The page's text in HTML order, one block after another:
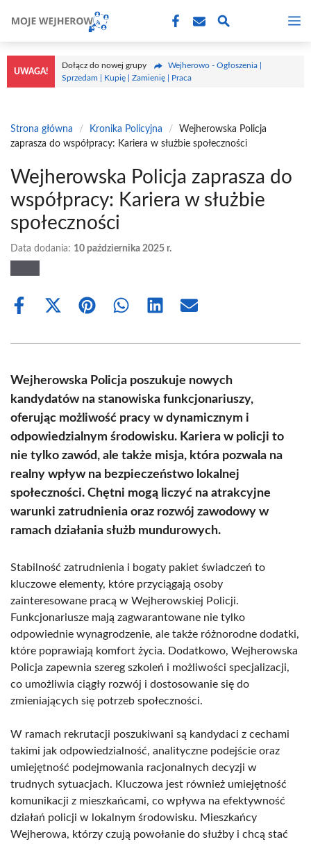
treści
UWAGA!
Dołącz do nowej grupy
Wejherowo - Ogłoszenia |
Sprzedam | Kupię | Zamienię | Praca
Strona główna / Kronika Policyjna /
Wejherowska Policja
zaprasza do współpracy: Kariera w służbie społeczności
Wejherowska Policja zaprasza do
współpracy: Kariera w służbie
społeczności
Data dodania: 10 października 2025 r.
Share
Share
(Twitter)
Share Share Share Share
Wejherowska Policja poszukuje nowych
kandydatów na stanowiska funkcjonariuszy,
oferując możliwość pracy w dynamicznym i
odpowiedzialnym środowisku. Kariera w policji to
nie tylko zawód, ale także misja, która pozwala na
realny wpływ na bezpieczeństwo lokalnej
społeczności. Chętni mogą liczyć na atrakcyjne
warunki zatrudnienia oraz rozwój zawodowy w
ramach działania służb mundurowych.
Stabilność zatrudnienia i bogaty pakiet świadczeń to
kluczowe elementy, które przyciągają osoby
zainteresowane pracą w Wejherowskiej Policji.
Funkcjonariusze mają zagwarantowane nie tylko
odpowiednie wynagrodzenie, ale także różnorodne dodatki,
które poprawiają komfort życia. Dodatkowo, Wejherowska
Policja zapewnia szereg szkoleń i możliwości specjalizacji,
co umożliwia ciągły rozwój i dostosowanie się do
zmieniających się potrzeb społeczności.
W ramach rekrutacji poszukiwani są kandydaci z cechami
takimi jak odpowiedzialność, analityczne podejście oraz
umiejętność podejmowania racjonalnych decyzji w
trudnych sytuacjach. Kluczowa jest również umiejętność
komunikacji z mieszkańcami, co wpływa na efektywność
działań policji w lokalnym środowisku. Mieszkańcy
Wejherowa, którzy czują powołanie do służby i chcą stać